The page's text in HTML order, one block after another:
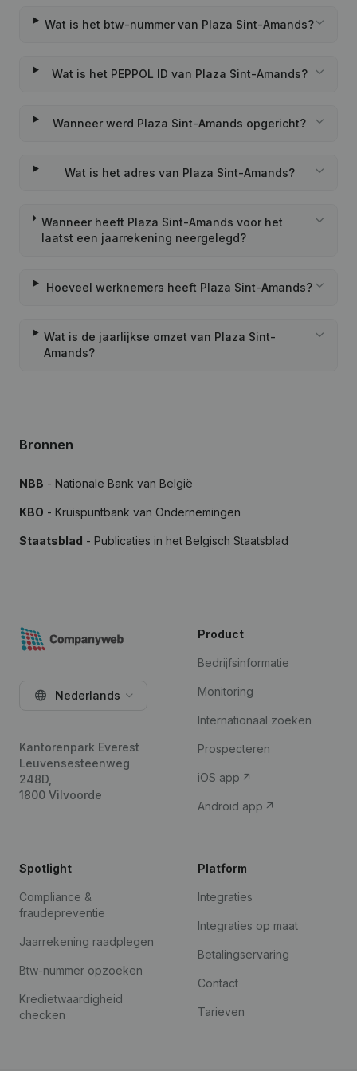
Wat is het btw-nummer van Plaza Sint-Amands?
Wat is het PEPPOL ID van Plaza Sint-Amands?
Wanneer werd Plaza Sint-Amands opgericht?
Wat is het adres van Plaza Sint-Amands?
Wanneer heeft Plaza Sint-Amands voor het
laatst een jaarrekening neergelegd?
Hoeveel werknemers heeft Plaza Sint-Amands?
Wat is de jaarlijkse omzet van Plaza Sint-
Amands?
Bronnen
NBB - Nationale Bank van België
KBO - Kruispuntbank van Ondernemingen
Staatsblad - Publicaties in het Belgisch Staatsblad
Nederlands
Kantorenpark Everest
Leuvensesteenweg
248D,
1800 Vilvoorde
Product
Bedrijfsinformatie
Monitoring
Internationaal zoeken
Prospecteren
iOS app
Android app
Spotlight
Compliance &
fraudepreventie
Jaarrekening raadplegen
Btw-nummer opzoeken
Kredietwaardigheid
checken
Platform
Integraties
Integraties op maat
Betalingservaring
Contact
Tarieven